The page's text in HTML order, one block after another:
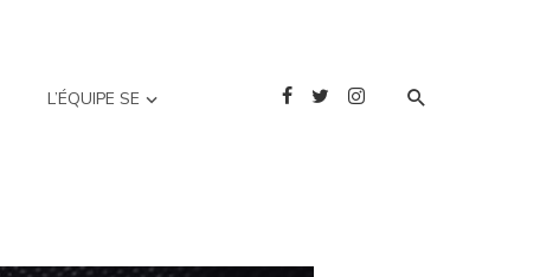
L’ÉQUIPE SE